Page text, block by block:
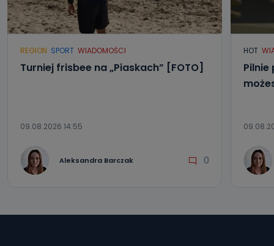
REGION SPORT WIADOMOŚCI
Turniej frisbee na „Piaskach” [FOTO]
09.08.2026 14:55
Aleksandra Barczak 0
HOT